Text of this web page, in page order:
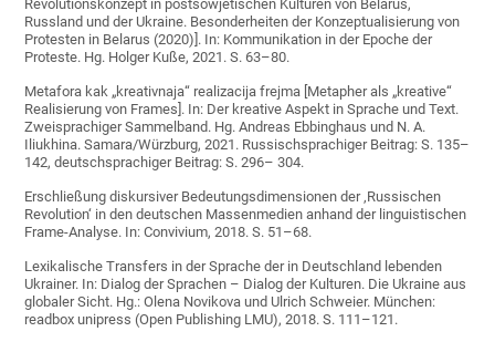
Revolutionskonzept in postsowjetischen Kulturen von Belarus,
Russland und der Ukraine. Besonderheiten der Konzeptualisierung von
Protesten in Belarus (2020)]. In: Kommunikation in der Epoche der
Proteste. Hg. Holger Kuße, 2021. S. 63–80.
Metafora kak „kreativnaja“ realizacija frejma [Metapher als „kreative“
Realisierung von Frames]. In: Der kreative Aspekt in Sprache und Text.
Zweisprachiger Sammelband. Hg. Andreas Ebbinghaus und N. A.
Iliukhina. Samara/Würzburg, 2021. Russischsprachiger Beitrag: S. 135–
142, deutschsprachiger Beitrag: S. 296– 304.
Erschließung diskursiver Bedeutungsdimensionen der ‚Russischen
Revolution‘ in den deutschen Massenmedien anhand der linguistischen
Frame-Analyse. In: Convivium, 2018. S. 51–68.
Lexikalische Transfers in der Sprache der in Deutschland lebenden
Ukrainer. In: Dialog der Sprachen – Dialog der Kulturen. Die Ukraine aus
globaler Sicht. Hg.: Olena Novikova und Ulrich Schweier. München:
readbox unipress (Open Publishing LMU), 2018. S. 111–121.